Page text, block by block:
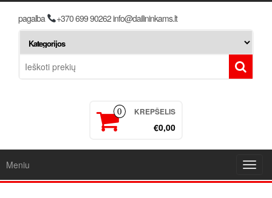
pagalba +370 699 90262 info@dailininkams.lt
0 KREPŠELIS
€0,00
Meniu